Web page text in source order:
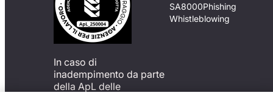
In caso di
inadempimento da parte
della ApL delle
SA8000Phishing
Whistleblowing